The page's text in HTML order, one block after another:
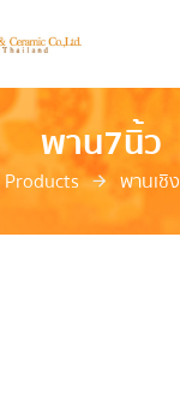
พาน7นิ้ว
Products พานเชิง